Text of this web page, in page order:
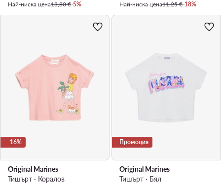
Най-ниска цена13,80 €-5%
Най-ниска цена11,25 €-18%
-16%
Original Marines
Тишърт · Коралов
Промоция
Original Marines
Тишърт · Бял